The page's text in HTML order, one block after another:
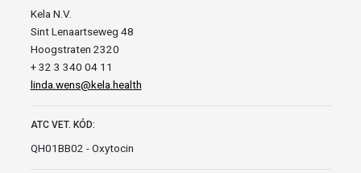
Kela N.V.
Sint Lenaartseweg 48
Hoogstraten 2320
+ 32 3 340 04 11
linda.wens@kela.health
ATC VET. KÓD:
QH01BB02 - Oxytocin